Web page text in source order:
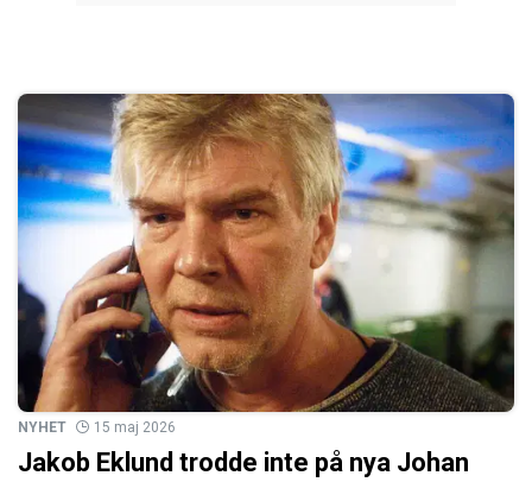
NYHET 15 maj 2026
Jakob Eklund trodde inte på nya Johan